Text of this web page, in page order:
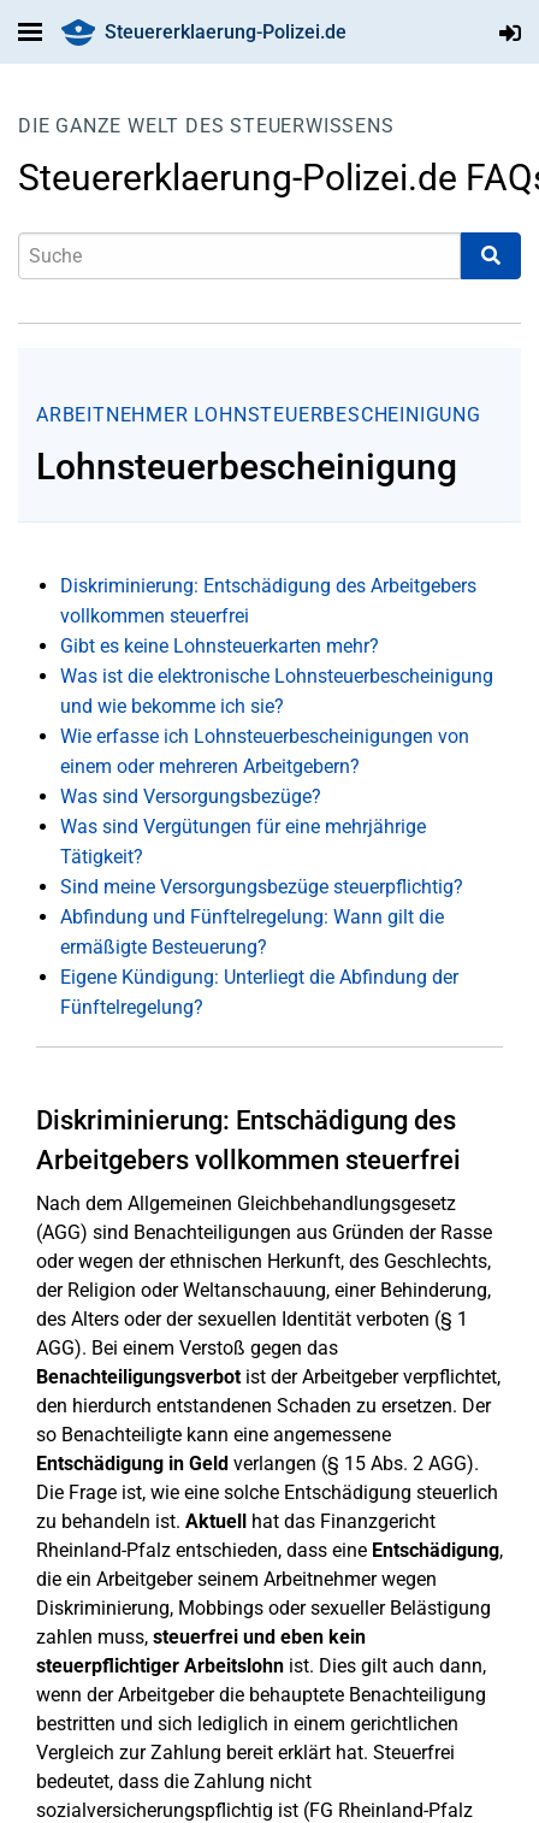
Steuererklaerung-Polizei.de
DIE GANZE WELT DES STEUERWISSENS
Steuererklaerung-Polizei.de
ARBEITNEHMER LOHNSTEUERBESCHEINIGUNG
Lohnsteuerbescheinigung
Diskriminierung: Entschädigung des Arbeitgebers
vollkommen steuerfrei
Gibt es keine Lohnsteuerkarten mehr?
Was ist die elektronische Lohnsteuerbescheinigung
und wie bekomme ich sie?
Wie erfasse ich Lohnsteuerbescheinigungen von
einem oder mehreren Arbeitgebern?
Was sind Versorgungsbezüge?
Was sind Vergütungen für eine mehrjährige
Tätigkeit?
Sind meine Versorgungsbezüge steuerpflichtig?
Abfindung und Fünftelregelung: Wann gilt die
ermäßigte Besteuerung?
Eigene Kündigung: Unterliegt die Abfindung der
Fünftelregelung?
Diskriminierung: Entschädigung des
Arbeitgebers vollkommen steuerfrei
Nach dem Allgemeinen Gleichbehandlungsgesetz
(AGG) sind Benachteiligungen aus Gründen der Rasse
oder wegen der ethnischen Herkunft, des Geschlechts,
der Religion oder Weltanschauung, einer Behinderung,
des Alters oder der sexuellen Identität verboten (§ 1
AGG). Bei einem Verstoß gegen das
Benachteiligungsverbotist der Arbeitgeber verpflichtet,
den hierdurch entstandenen Schaden zu ersetzen. Der
so Benachteiligte kann eine angemessene
Entschädigung in Geld verlangen (§ 15 Abs. 2 AGG).
Die Frage ist, wie eine solche Entschädigung steuerlich
zu behandeln ist. Aktuell hat das Finanzgericht
Rheinland-Pfalz entschieden, dass eine Entschädigung,
die ein Arbeitgeber seinem Arbeitnehmer wegen
Diskriminierung, Mobbings oder sexueller Belästigung
zahlen muss, steuerfrei und eben kein
steuerpflichtiger Arbeitslohn ist. Dies gilt auch dann,
wenn der Arbeitgeber die behauptete Benachteiligung
bestritten und sich lediglich in einem gerichtlichen
Vergleich zur Zahlung bereit erklärt hat. Steuerfrei
bedeutet, dass die Zahlung nicht
sozialversicherungspflichtig ist (FG Rheinland-Pfalz